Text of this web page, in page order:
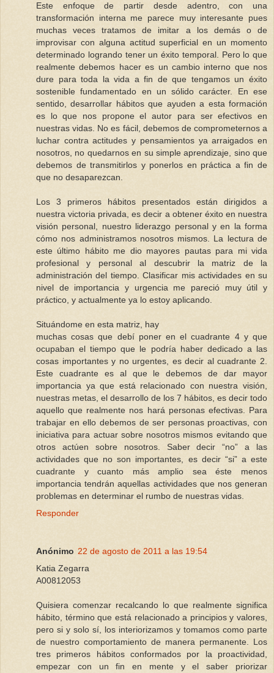
Este enfoque de partir desde adentro, con una
transformación interna me parece muy interesante pues
muchas veces tratamos de imitar a los demás o de
improvisar con alguna actitud superficial en un momento
determinado logrando tener un éxito temporal. Pero lo que
realmente debemos hacer es un cambio interno que nos
dure para toda la vida a fin de que tengamos un éxito
sostenible fundamentado en un sólido carácter. En ese
sentido, desarrollar hábitos que ayuden a esta formación
es lo que nos propone el autor para ser efectivos en
nuestras vidas. No es fácil, debemos de comprometernos a
luchar contra actitudes y pensamientos ya arraigados en
nosotros, no quedarnos en su simple aprendizaje, sino que
debemos de transmitirlos y ponerlos en práctica a fin de
que no desaparezcan.
Los 3 primeros hábitos presentados están dirigidos a
nuestra victoria privada, es decir a obtener éxito en nuestra
visión personal, nuestro liderazgo personal y en la forma
cómo nos administramos nosotros mismos. La lectura de
este último hábito me dio mayores pautas para mi vida
profesional y personal al descubrir la matriz de la
administración del tiempo. Clasificar mis actividades en su
nivel de importancia y urgencia me pareció muy útil y
práctico, y actualmente ya lo estoy aplicando.
Situándome en esta matriz, hay
muchas cosas que debí poner en el cuadrante 4 y que
ocupaban el tiempo que le podría haber dedicado a las
cosas importantes y no urgentes, es decir al cuadrante 2.
Este cuadrante es al que le debemos de dar mayor
importancia ya que está relacionado con nuestra visión,
nuestras metas, el desarrollo de los 7 hábitos, es decir todo
aquello que realmente nos hará personas efectivas. Para
trabajar en ello debemos de ser personas proactivas, con
iniciativa para actuar sobre nosotros mismos evitando que
otros actúen sobre nosotros. Saber decir “no” a las
actividades que no son importantes, es decir “si” a este
cuadrante y cuanto más amplio sea éste menos
importancia tendrán aquellas actividades que nos generan
problemas en determinar el rumbo de nuestras vidas.
Responder
Anónimo 22 de agosto de 2011 a las 19:54
Katia Zegarra
A00812053
Quisiera comenzar recalcando lo que realmente significa
hábito, término que está relacionado a principios y valores,
pero si y solo sí, los interiorizamos y tomamos como parte
de nuestro comportamiento de manera permanente. Los
tres primeros hábitos conformados por la proactividad,
empezar con un fin en mente y el saber priorizar